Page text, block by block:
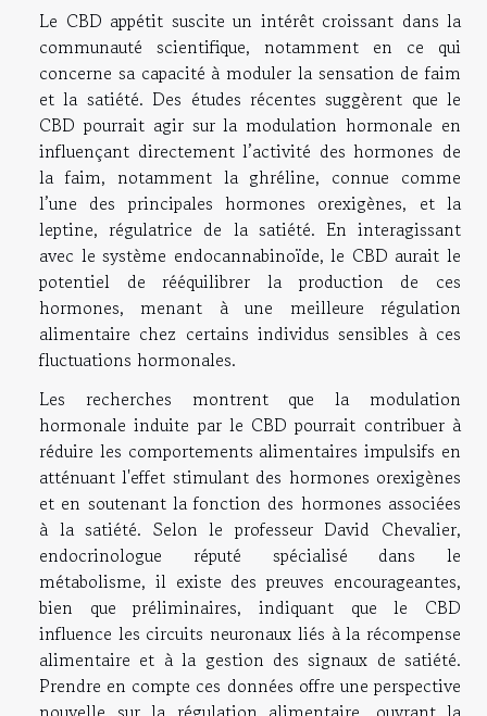
Le CBD appétit suscite un intérêt croissant dans la
communauté scientifique, notamment en ce qui
concerne sa capacité à moduler la sensation de faim
et la satiété. Des études récentes suggèrent que le
CBD pourrait agir sur la modulation hormonale en
influençant directement l’activité des hormones de
la faim, notamment la ghréline, connue comme
l’une des principales hormones orexigènes, et la
leptine, régulatrice de la satiété. En interagissant
avec le système endocannabinoïde, le CBD aurait le
potentiel de rééquilibrer la production de ces
hormones, menant à une meilleure régulation
alimentaire chez certains individus sensibles à ces
fluctuations hormonales.
Les recherches montrent que la modulation
hormonale induite par le CBD pourrait contribuer à
réduire les comportements alimentaires impulsifs en
atténuant l'effet stimulant des hormones orexigènes
et en soutenant la fonction des hormones associées
à la satiété. Selon le professeur David Chevalier,
endocrinologue réputé spécialisé dans le
métabolisme, il existe des preuves encourageantes,
bien que préliminaires, indiquant que le CBD
influence les circuits neuronaux liés à la récompense
alimentaire et à la gestion des signaux de satiété.
Prendre en compte ces données offre une perspective